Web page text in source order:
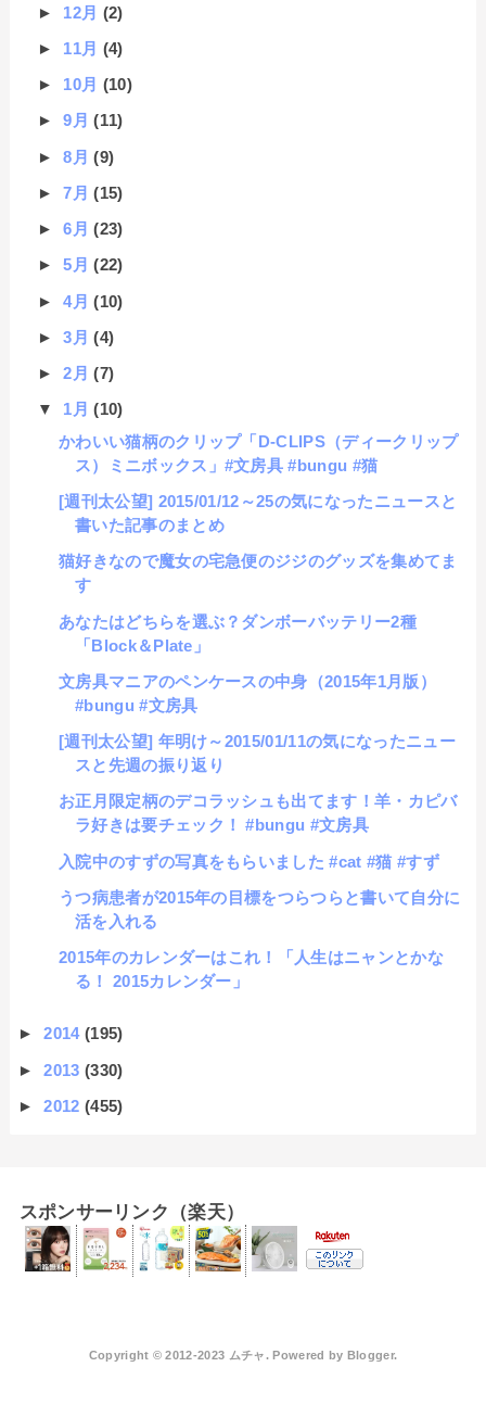
► 12月 (2)
► 11月 (4)
► 10月 (10)
►9月(11)
►8月(9)
►7月(15)
►6月(23)
►5月(22)
►4月(10)
►3月(4)
►2月(7)
▼ 1月(10)
かわいい猫柄のクリップ「D-CLIPS（ディークリップ
ス）ミニボックス」#文房具 #bungu #猫
[週刊太公望] 2015/01/12～25の気になったニュースと
書いた記事のまとめ
猫好きなので魔女の宅急便のジジのグッズを集めてま
す
あなたはどちらを選ぶ？ダンボーバッテリー2種
「Block＆Plate」
文房具マニアのペンケースの中身（2015年1月版）
#bungu #文房具
[週刊太公望] 年明け～2015/01/11の気になったニュー
スと先週の振り返り
お正月限定柄のデコラッシュも出てます！羊・カピバ
ラ好きは要チェック！ #bungu #文房具
入院中のすずの写真をもらいました #cat #猫 #すず
うつ病患者が2015年の目標をつらつらと書いて自分に
活を入れる
2015年のカレンダーはこれ！「人生はニャンとかな
る！ 2015カレンダー」
►2014(195)
►2013(330)
►2012(455)
スポンサーリンク（楽天）
Copyright © 2012-2023 ムチャ. Powered by Blogger.